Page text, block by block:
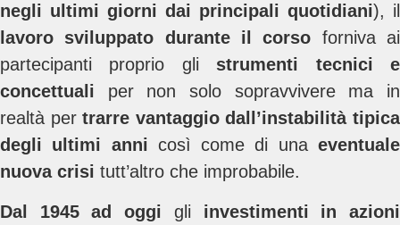
negli ultimi giorni dai principali quotidiani), il
lavoro sviluppato durante il corso forniva ai
partecipanti proprio gli strumenti tecnici e
concettuali per non solo sopravvivere ma in
realtà pertrarre vantaggio dall’instabilità tipica
degli ultimi anni così come di unaeventuale
nuova crisi tutt’altro che improbabile.
Dal 1945 ad oggi gli investimenti in azioni